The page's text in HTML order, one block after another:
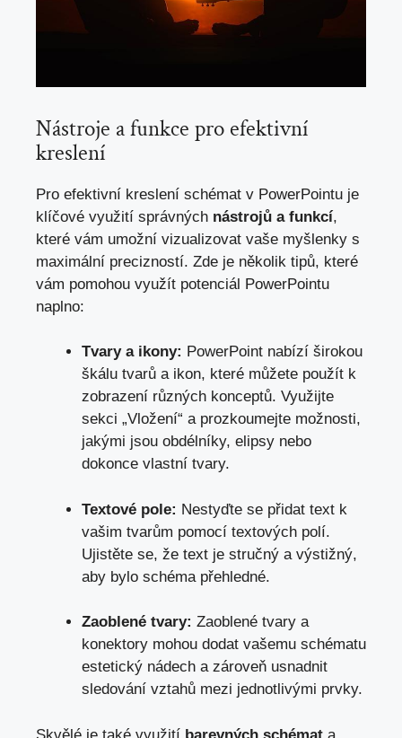
Nástroje a funkce pro efektivní
kreslení
Pro efektivní kreslení schémat ⁤v PowerPointu je
klíčové využití správných nástrojů a funkcí,
které ⁣vám umožní vizualizovat vaše myšlenky​ s‍
maximální precizností. Zde‌ je několik tipů, které
vám pomohou využít potenciál PowerPointu
naplno:
Tvary a ikony: PowerPoint nabízí širokou
škálu tvarů a ‍ikon, které můžete použít k
‍zobrazení různých konceptů. Využijte​
sekci „Vložení“ a prozkoumejte možnosti,
jakými jsou obdélníky, elipsy⁤ nebo
dokonce vlastní tvary.
Textové pole: Nestyďte se přidat text k
vašim tvarům pomocí textových polí.
Ujistěte‌ se, že text je stručný a výstižný,
aby bylo schéma přehledné.
Zaoblené tvary: Zaoblené⁢ tvary a
konektory mohou dodat vašemu schématu
estetický nádech ‍a zároveň usnadnit
sledování vztahů mezi⁤ jednotlivými prvky.